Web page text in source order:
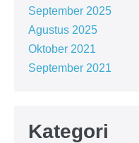
September 2025
Agustus 2025
Oktober 2021
September 2021
Kategori